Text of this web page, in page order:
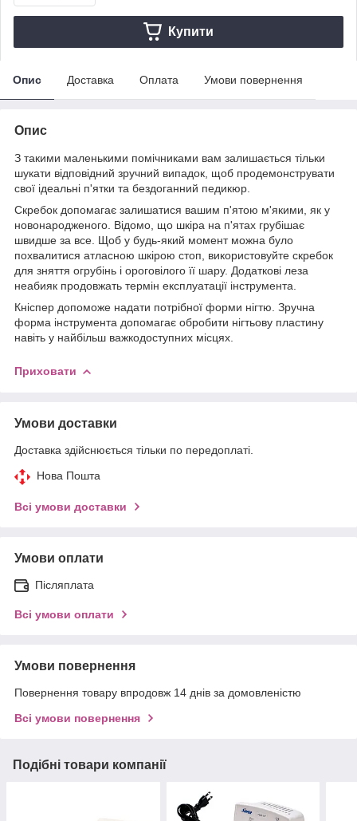
Купити
Опис Доставка Оплата Умови повернення
Опис
З такими маленькими помічниками вам залишається тільки
шукати відповідний зручний випадок, щоб продемонструвати
свої ідеальні п'ятки та бездоганний педикюр.
Скребок допомагає залишатися вашим п'ятою м'якими, як у
новонародженого. Відомо, що шкіра на п'ятах грубішає
швидше за все. Щоб у будь-який момент можна було
похвалитися атласною шкірою стоп, використовуйте скребок
для зняття огрубінь і ороговілого її шару. Додаткові леза
неабияк продовжать термін експлуатації інструмента.
Кніспер допоможе надати потрібної форми нігтю. Зручна
форма інструмента допомагає обробити нігтьову пластину
навіть у найбільш важкодоступних місцях.
Приховати
Умови доставки
Доставка здійснюється тільки по передоплаті.
Нова Пошта
Всі умови доставки
Умови оплати
Післяплата
Всі умови оплати
Умови повернення
Повернення товару впродовж 14 днів за домовленістю
Всі умови повернення
Подібні товари компанії